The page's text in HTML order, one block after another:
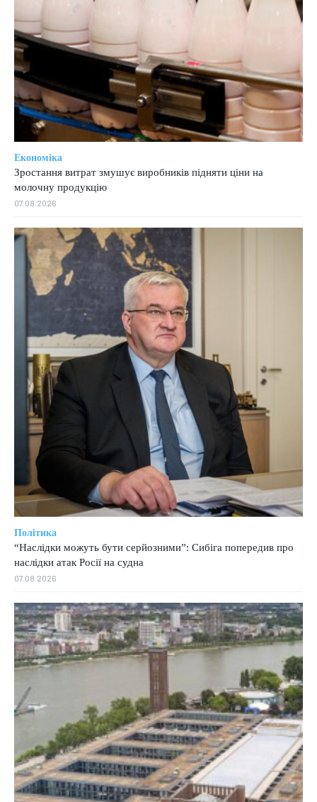
Економіка
Зростання витрат змушує виробників підняти ціни на
молочну продукцію
07.08.2026
Політика
“Наслідки можуть бути серйозними”: Сибіга попередив про
наслідки атак Росії на судна
07.08.2026